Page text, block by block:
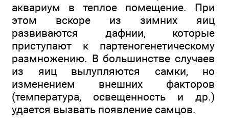
аквариум в теплое помещение. При
этом вскоре из зимних яиц
развиваются дафнии, которые
приступают к партеногенетическому
размножению. В большинстве случаев
из яиц вылупляются самки, но
изменением внешних факторов
(температура, освещенность и др.)
удается вызвать появление самцов.